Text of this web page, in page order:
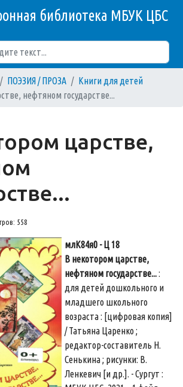
библиотека МБУК ЦБС
ПОЭЗИЯ / ПРОЗА
Книги для детей
нефтяном государстве...
царстве,
558
млК84я0 - Ц 18
В некотором царстве,
нефтяном государстве...:
для детей дошкольного и
младшего школьного
возраста : [цифровая копия]
/ Татьяна Царенко ;
редактор-составитель Н.
Сенькина ; рисунки: В.
Ленкевич [и др.]. - Сургут :